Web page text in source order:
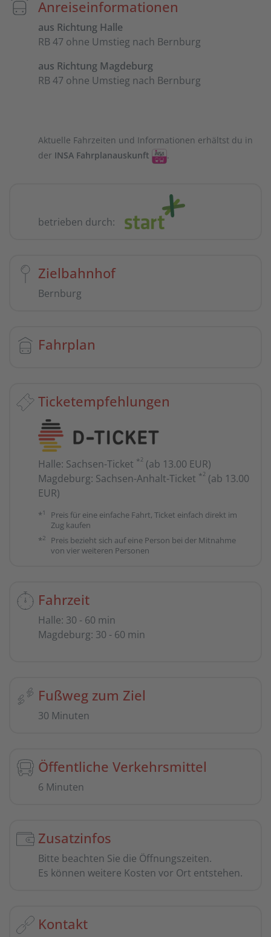
Anreiseinformationen
aus Richtung Halle
RB 47 ohne Umstieg nach Bernburg
aus Richtung Magdeburg
RB 47 ohne Umstieg nach Bernburg
Aktuelle Fahrzeiten und Informationen erhältst du in
der INSA Fahrplanauskunft .
betrieben durch:
Zielbahnhof
Bernburg
Fahrplan
Ticketempfehlungen
Halle: Sachsen-Ticket *2 (ab 13.00 EUR)
Magdeburg: Sachsen-Anhalt-Ticket *2 (ab 13.00
EUR)
*1
Preis für eine einfache Fahrt, Ticket einfach direkt im
Zug kaufen
*2
Preis bezieht sich auf eine Person bei der Mitnahme
von vier weiteren Personen
Fahrzeit
Halle: 30 - 60 min
Magdeburg: 30 - 60 min
Fußweg zum Ziel
30 Minuten
Öffentliche Verkehrsmittel
6 Minuten
Zusatzinfos
Bitte beachten Sie die Öffnungszeiten.
Es können weitere Kosten vor Ort entstehen.
Kontakt